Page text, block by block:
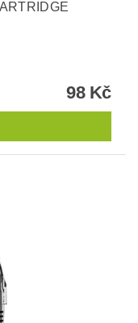
98 Kč